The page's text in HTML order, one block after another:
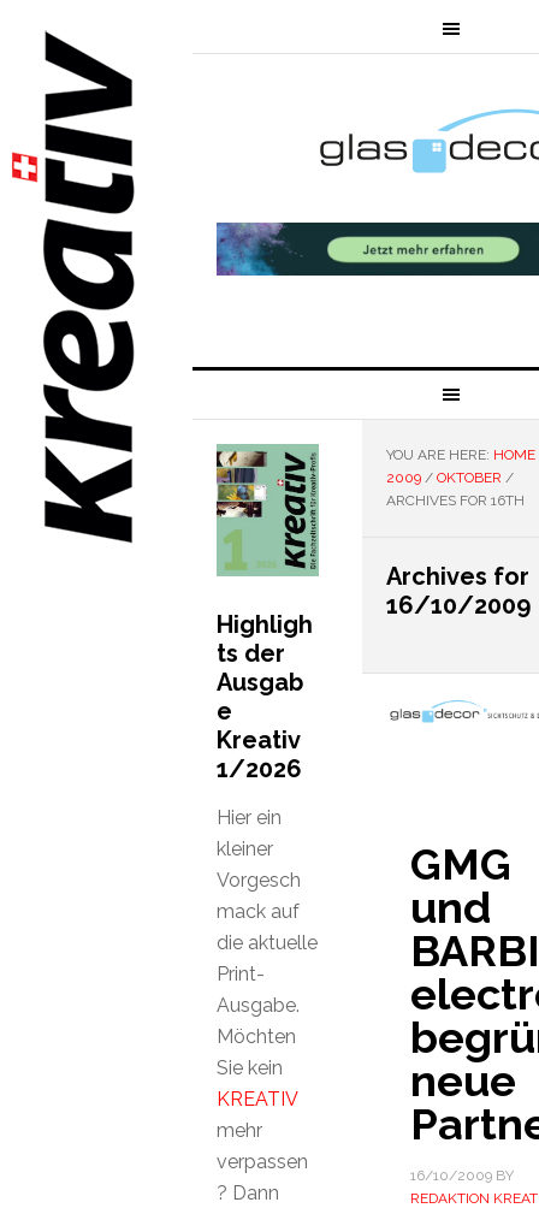
YOU ARE HERE: HOME
2009 / OKTOBER /
ARCHIVES FOR 16TH
Archives for
16/10/2009
GMG
und
neue
16/10/2009BY
REDAKTION
Highligh
ts der
Ausgab
e
Kreativ
1/2026
Hier ein
kleiner
Vorgesch
mack auf
die aktuelle
Print-
Ausgabe.
Möchten
Sie kein
KREATIV
mehr
verpassen
? Dann